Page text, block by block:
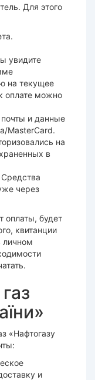
Для этого
увидите
на текущее
оплате можно
и данные
MasterCard.
на
в
через
оплаты, будет
квитанции
личном
«Нафтогазу
и